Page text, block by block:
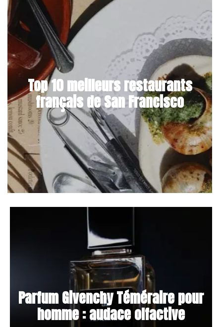
Top 10 meilleurs restaurants
français de San Francisco
Parfum Givenchy Téméraire pour
homme : audace olfactive